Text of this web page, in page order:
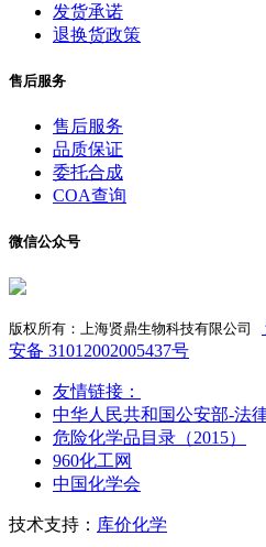
发货承诺
退换货政策
售后服务
售后服务
品质保证
委托合成
COA查询
微信公众号
版权所有：上海贤鼎生物科技有限公司
安备 31012002005437号
友情链接：
中华人民共和国公安部-法
危险化学品目录（2015）
960化工网
中国化学会
技术支持： 库价化学